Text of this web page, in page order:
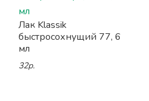
Лак Klassik
быстросохнущий 77, 6
мл
32р.